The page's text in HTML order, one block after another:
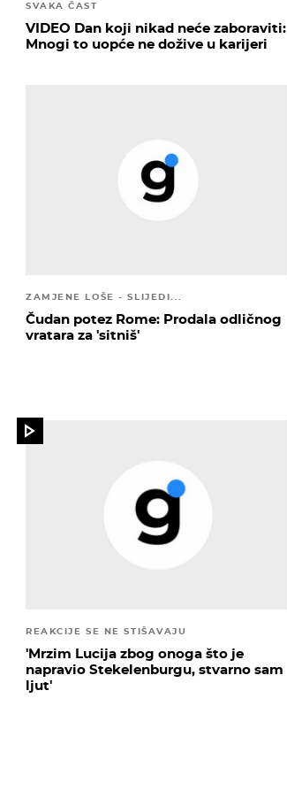
SVAKA ČAST
VIDEO Dan koji nikad neće zaboraviti:
Mnogi to uopće ne dožive u karijeri
ZAMJENE LOŠE - SLIJEDI...
Čudan potez Rome: Prodala odličnog
vratara za 'sitniš'
REAKCIJE SE NE STIŠAVAJU
'Mrzim Lucija zbog onoga što je
napravio Stekelenburgu, stvarno sam
ljut'